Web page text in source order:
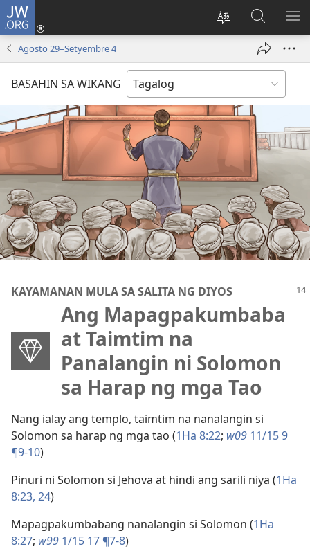
JW.ORG
Baguhin
ng
Mag-
log
bubukas
bagong
window)
sa
JW.ORG
Agosto 29–Setyembre 4
BASAHIN SA WIKANG
KAYAMANAN MULA SA SALITA NG DIYOS
Ang Mapagpakumbaba
at Taimtim na
Panalangin ni Solomon
sa Harap ng mga Tao
Nang ialay ang templo, taimtim na nanalangin si
Solomon sa harap ng mga tao (1Ha 8:22; w09 11/15 9
¶9-10)
Pinuri ni Solomon si Jehova at hindi ang sarili niya (1Ha
8:23, 24)
Mapagpakumbabang nanalangin si Solomon (1Ha
8:27; w99 1/15 17 ¶7-8)